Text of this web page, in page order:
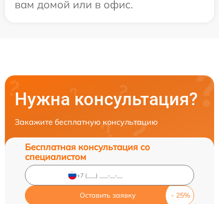
вам домой или в офис.
Нужна консультация?
Закажите бесплатную консультацию
Бесплатная консультация со
специалистом
Оставить заявку